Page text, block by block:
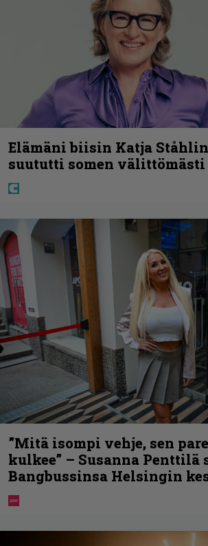
Elämäni biisin Katja
suututti somen välittömästi
”Mitä isompi vehje, sen
kulkee” – Susanna Penttilä
Bangbussinsa Helsingin